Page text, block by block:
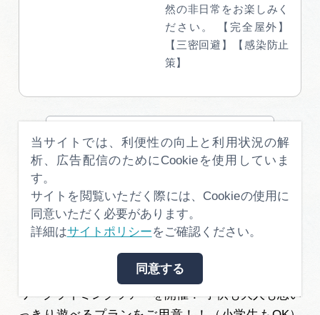
然の非日常をお楽しみく
ださい。 【完全屋外】
【三密回避】【感染防止
策】
この施設のプラン一覧はこちら
長良川ラフティングRAT
岐阜県郡上市を拠点に長良川でラフティング・シャ
ワークライミングツアーを開催！ 子供も大人も思い
当サイトでは、利便性の向上と利用状況の解
析、広告配信のためにCookieを使用していま
す。
サイトを閲覧いただく際には、Cookieの使用に
同意いただく必要があります。
詳細はサイトポリシーをご確認ください。
同意する